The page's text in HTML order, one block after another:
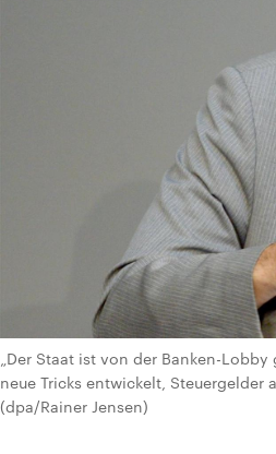
„Der Staat ist von der Banken-
neue Tricks entwickelt,
(dpa/Rainer Jensen)